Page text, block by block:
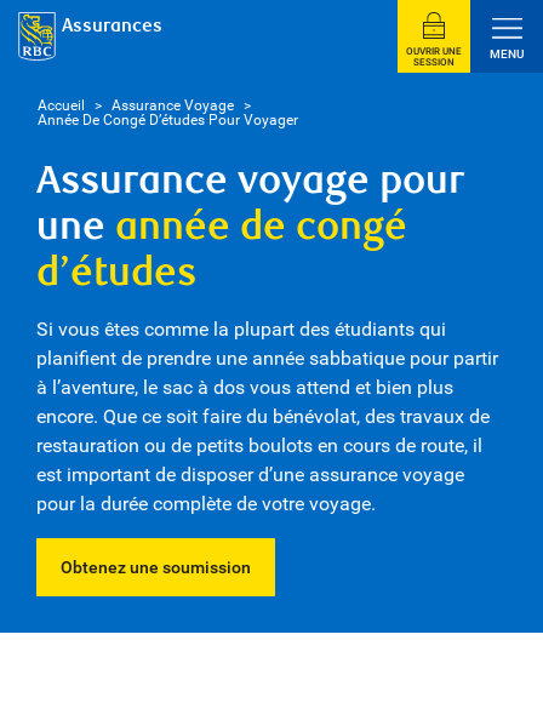
Assurances
OUVRIR UNE
SESSION
MENU
Accueil > Assurance Voyage >
Année De Congé D’études Pour Voyager
Assurance voyage pour
une année de congé
d’études
Si vous êtes comme la plupart des étudiants qui
planifient de prendre une année sabbatique pour partir
à l’aventure, le sac à dos vous attend et bien plus
encore. Que ce soit faire du bénévolat, des travaux de
restauration ou de petits boulots en cours de route, il
est important de disposer d’une assurance voyage
pour la durée complète de votre voyage.
Obtenez une soumission